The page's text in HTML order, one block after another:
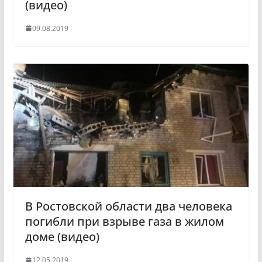
(видео)
09.08.2019
В Ростовской области два человека
погибли при взрыве газа в жилом
доме (видео)